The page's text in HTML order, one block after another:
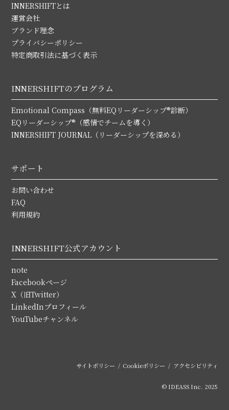
INNERSHIFTとは
運営会社
ブランド理念
プライバシーポリシー
特定商取引法に基づく表示
INNERSHIFTのプログラム
Emotional Compass（無料EQリーダーシップ®診断）
EQリーダーシップ®（感情でチームを導く）
INNERSHIFT JOURNAL（リーダーシップを深める）
サポート
お問い合わせ
FAQ
利用規約
INNERSHIFT公式アカウント
note
Facebookページ
X（旧Twitter）
LinkedInプロフィール
YouTubeチャンネル
サイトポリシー Cookieポリシー アクセシビリティ
© IDEASS Inc. 2025